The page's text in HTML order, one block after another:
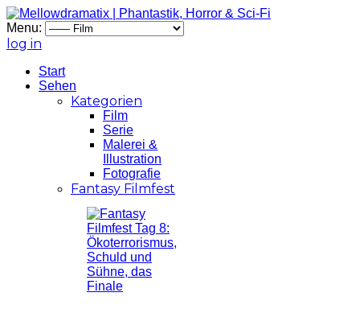
Menu:
log in
Start
Sehen
Kategorien
Film
Serie
Malerei &
Illustration
Fotografie
Fantasy Filmfest